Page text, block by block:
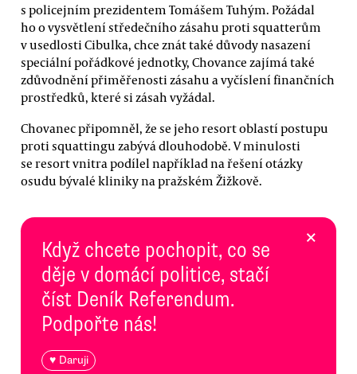
s policejním prezidentem Tomášem Tuhým. Požádal
ho o vysvětlení středečního zásahu proti squatterům
v usedlosti Cibulka, chce znát také důvody nasazení
speciální pořádkové jednotky, Chovance zajímá také
zdůvodnění přiměřenosti zásahu a vyčíslení finančních
prostředků, které si zásah vyžádal.
Chovanec připomněl, že se jeho resort oblastí postupu
proti squattingu zabývá dlouhodobě. V minulosti
se resort vnitra podílel například na řešení otázky
osudu bývalé kliniky na pražském Žižkově.
Když chcete pochopit, co se
děje v domácí politice, stačí
číst Deník Referendum.
Podpořte nás!
♥ Daruji
×